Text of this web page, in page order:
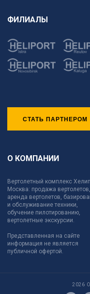
ФИЛИАЛЫ
СТАТЬ ПАРТНЕРОМ
О КОМПАНИИ
Вертолетный комплекс
Москва: продажа вертолетов,
аренда вертолетов,
и обслуживание техники,
обучение пилотированию,
вертолетные экскурсии.
Представленная на сайте
информация не является
публичной офертой.
2026